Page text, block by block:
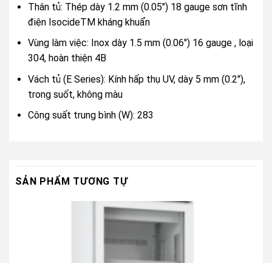
Thân tủ: Thép dày 1.2 mm (0.05″) 18 gauge sơn tĩnh
điện IsocideTM kháng khuẩn
Vùng làm việc: Inox dày 1.5 mm (0.06″) 16 gauge , loại
304, hoàn thiện 4B
Vách tủ (E Series): Kính hấp thụ UV, dày 5 mm (0.2″),
trong suốt, không màu
Công suất trung bình (W): 283
SẢN PHẨM TƯƠNG TỰ